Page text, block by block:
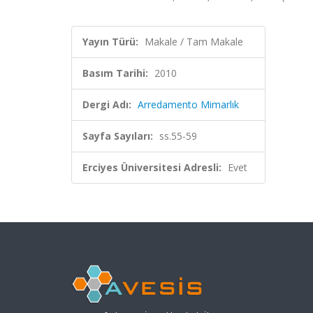
Yayın Türü: Makale / Tam Makale
Basım Tarihi: 2010
Dergi Adı: Arredamento Mimarlık
Sayfa Sayıları: ss.55-59
Erciyes Üniversitesi Adresli: Evet